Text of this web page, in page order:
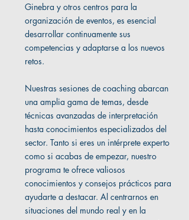
Ginebra y otros centros para la
organización de eventos, es esencial
desarrollar continuamente sus
competencias y adaptarse a los nuevos
retos.
Nuestras sesiones de coaching abarcan
una amplia gama de temas, desde
técnicas avanzadas de interpretación
hasta conocimientos especializados del
sector. Tanto si eres un intérprete experto
como si acabas de empezar, nuestro
programa te ofrece valiosos
conocimientos y consejos prácticos para
ayudarte a destacar. Al centrarnos en
situaciones del mundo real y en la